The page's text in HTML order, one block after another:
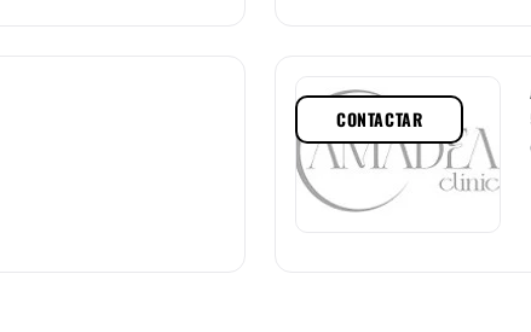
CONTACTAR